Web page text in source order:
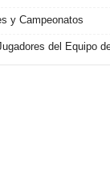
y Campeonatos
del Equipo